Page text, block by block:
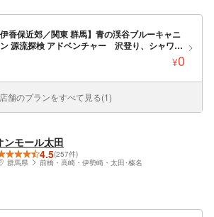
伊香保近郊／関東 群馬】青の渓谷ブルーキャニ
源流探検 アドベンチャー 沢登り、シャワー
ライミング系川遊び キャニオニング要素もあ
¥0
店舗のプランをすべて見る(1)
ンモール太田
4.5(257件)
群馬県
前橋・高崎・伊勢崎・太田･榛名